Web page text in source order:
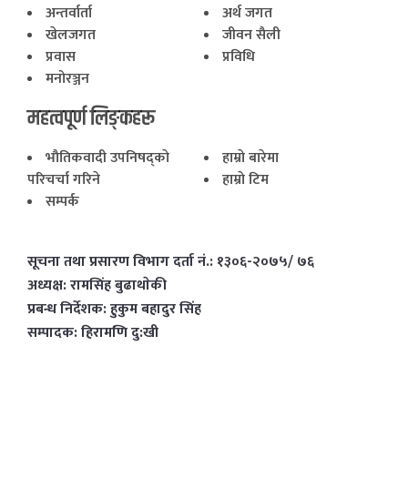
अन्तर्वार्ता
अर्थ जगत
खेलजगत
जीवन सैली
प्रवास
प्रविधि
मनोरञ्जन
महत्वपूर्ण लिङ्कहरू
भाैतिकवादी उपनिषद्काे
परिचर्चा गरिने
हाम्राे बारेमा
हाम्राे टिम
सम्पर्क
सूचना तथा प्रसारण विभाग दर्ता नं.: १३०६-२०७५/ ७६
अध्यक्ष: रामसिंह बुढाथाेकी
प्रबन्ध निर्देशक: हुकुम बहादुर सिंह
सम्पादक: हिरामणि दु:खी